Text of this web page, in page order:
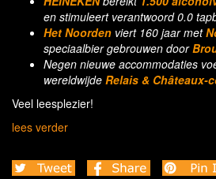
en stimuleert verantwoord 0.0
Het Noorden viert 160 jaar met
speciaalbier gebrouwen door
Negen nieuwe accommodaties
wereldwijde Relais & Châteaux-
Veel leesplezier!
lees verder